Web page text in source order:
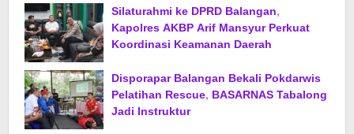
Silaturahmi ke DPRD Balangan,
Kapolres AKBP Arif Mansyur Perkuat
Koordinasi Keamanan Daerah
Disporapar Balangan Bekali Pokdarwis
Pelatihan Rescue, BASARNAS Tabalong
Jadi Instruktur